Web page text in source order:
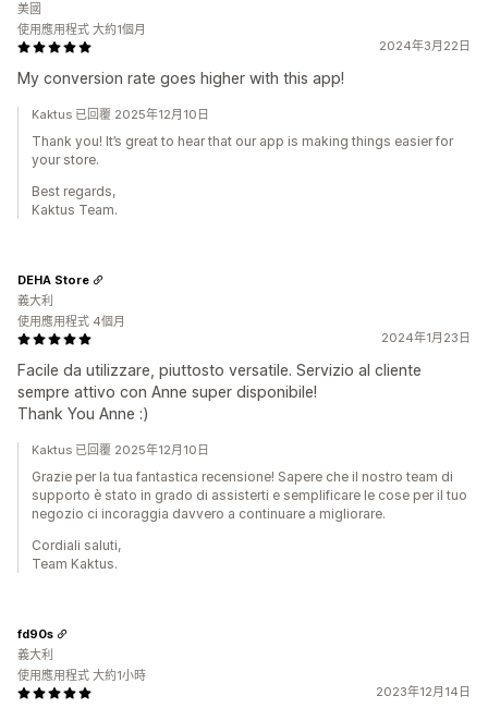
2024年3月22日
My conversion rate goes higher with this app!
美國
使用應用程式 大約1個月
Kaktus 已回覆 2025年12月10日
Thank you! It’s great to hear that our app is making things easier for
your store.
Best regards,
Kaktus Team.
2024年1月23日
Facile da utilizzare, piuttosto versatile. Servizio al cliente
sempre attivo con Anne super disponibile!
Thank You Anne :)
DEHA Store
義大利
使用應用程式 4個月
Kaktus 已回覆 2025年12月10日
Grazie per la tua fantastica recensione! Sapere che il nostro team di
supporto è stato in grado di assisterti e semplificare le cose per il tuo
negozio ci incoraggia davvero a continuare a migliorare.
Cordiali saluti,
Team Kaktus.
2023年12月14日
fd90s
義大利
使用應用程式 大約1小時